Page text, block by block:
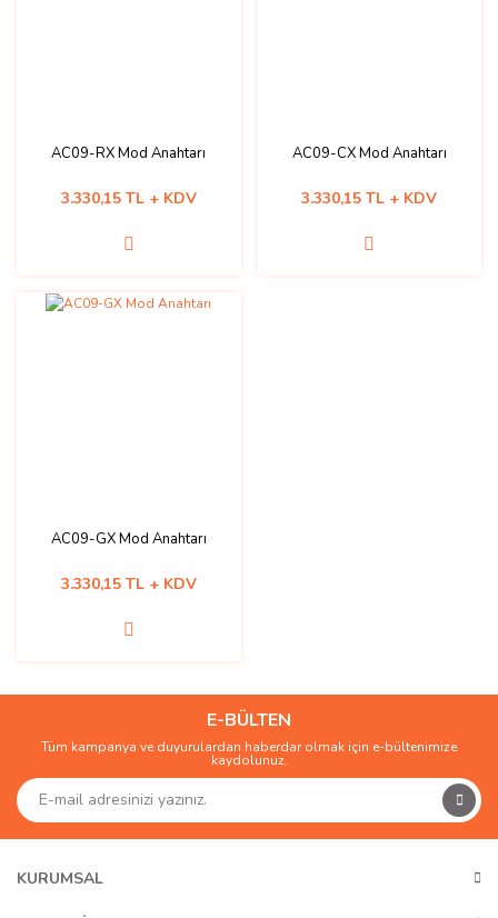
AC09-RX Mod Anahtarı
3.330,15 TL + KDV
AC09-CX Mod Anahtarı
3.330,15 TL + KDV
AC09-GX Mod Anahtarı
3.330,15 TL + KDV
E-BÜLTEN
Tüm kampanya ve duyurulardan haberdar olmak için e-bültenimize
kaydolunuz.
KURUMSAL